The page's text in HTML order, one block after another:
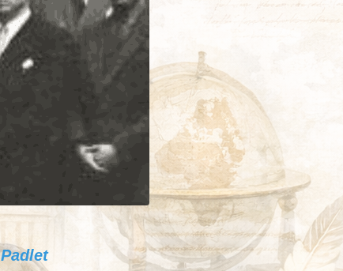
Padlet